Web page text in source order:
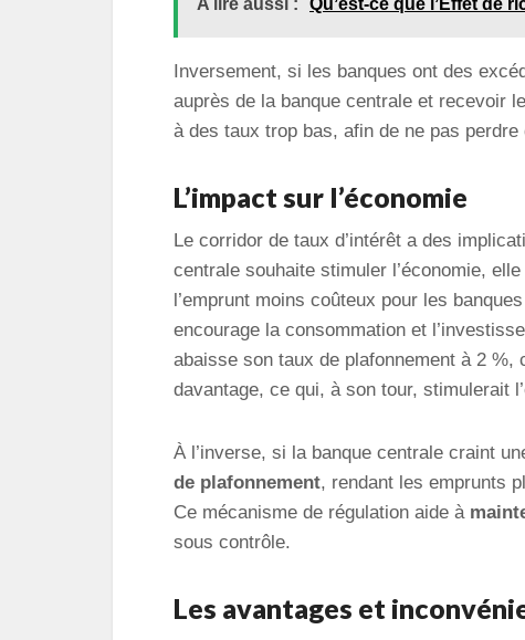
A lire aussi : Quʼest-ce que lʼEffet de
Inversement, si les banques ont des
auprès de la banque centrale et recevoir
à des taux trop bas, afin de ne pas
L’impact sur l’économie
Le corridor de taux d’intérêt a des
centrale souhaite stimuler l’économie,
l’emprunt moins coûteux pour les
encourage la consommation et
abaisse son taux de plafonnement à 2
davantage, ce qui, à son tour, stimulerait
À l’inverse, si la banque centrale craint
de plafonnement, rendant les emprunts
Ce mécanisme de régulation aide à
sous contrôle.
Les avantages et